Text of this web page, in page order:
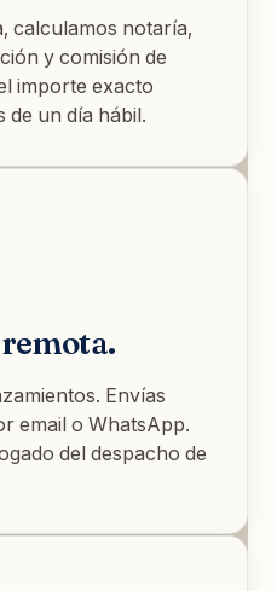
calculamos notaría,
y comisión de
importe exacto
de un día hábil.
Envías
email o WhatsApp.
del despacho de